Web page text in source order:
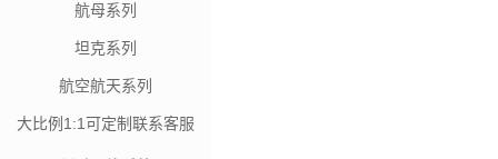
航母系列
坦克系列
航空航天系列
大比例1:1可定制联系客服